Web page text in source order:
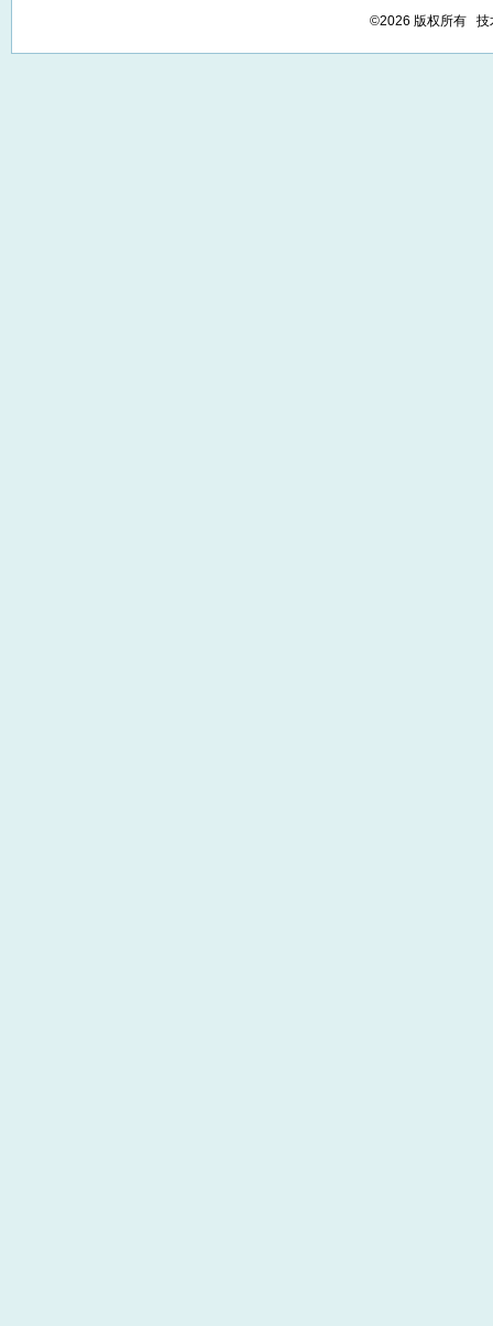
©2026 版权所有 技